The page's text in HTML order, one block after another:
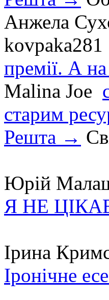
Анжела
kovpaka281
премії. А
Malina Joe
старим
Решта →
Юрій
Я НЕ
Ірина
Іронічне